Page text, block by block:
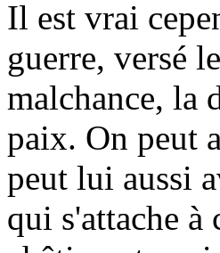
Il est vrai
guerre, versé
malchance, la
paix. On peut
peut lui aussi
qui s'attache à